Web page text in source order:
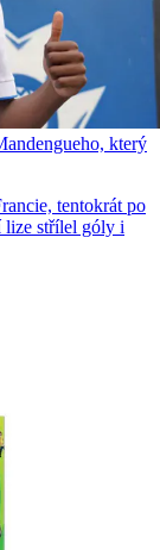
který
tentokrát po
lize střílel góly i